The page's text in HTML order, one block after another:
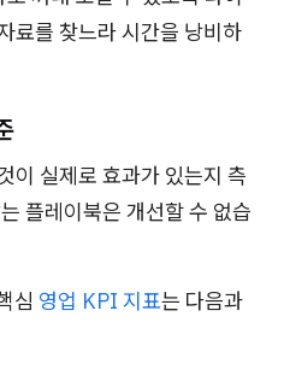
료를 찾느라 시간을 낭비하
이 실제로 효과가 있는지 측
플레이북은 개선할 수 없습
심 영업 KPI 지표는 다음과